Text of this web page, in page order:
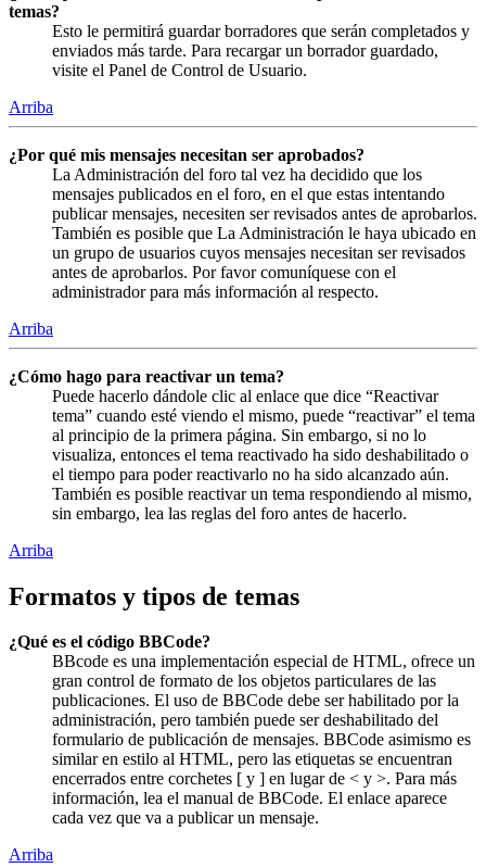
temas?
Esto le permitirá guardar borradores que serán completados y
enviados más tarde. Para recargar un borrador guardado,
visite el Panel de Control de Usuario.
Arriba
¿Por qué mis mensajes necesitan ser aprobados?
La Administración del foro tal vez ha decidido que los
mensajes publicados en el foro, en el que estas intentando
publicar mensajes, necesiten ser revisados antes de aprobarlos.
También es posible que La Administración le haya ubicado en
un grupo de usuarios cuyos mensajes necesitan ser revisados
antes de aprobarlos. Por favor comuníquese con el
administrador para más información al respecto.
Arriba
¿Cómo hago para reactivar un tema?
Puede hacerlo dándole clic al enlace que dice “Reactivar
tema” cuando esté viendo el mismo, puede “reactivar” el tema
al principio de la primera página. Sin embargo, si no lo
visualiza, entonces el tema reactivado ha sido deshabilitado o
el tiempo para poder reactivarlo no ha sido alcanzado aún.
También es posible reactivar un tema respondiendo al mismo,
sin embargo, lea las reglas del foro antes de hacerlo.
Arriba
Formatos y tipos de temas
¿Qué es el código BBCode?
BBcode es una implementación especial de HTML, ofrece un
gran control de formato de los objetos particulares de las
publicaciones. El uso de BBCode debe ser habilitado por la
administración, pero también puede ser deshabilitado del
formulario de publicación de mensajes. BBCode asimismo es
similar en estilo al HTML, pero las etiquetas se encuentran
encerrados entre corchetes [ y ] en lugar de < y >. Para más
información, lea el manual de BBCode. El enlace aparece
cada vez que va a publicar un mensaje.
Arriba